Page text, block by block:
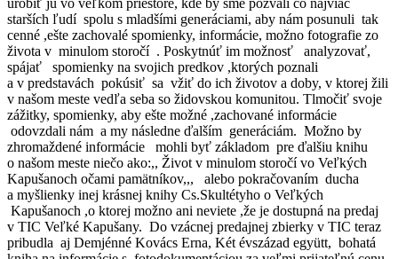
urobiť ju vo veľkom priestore, kde by sme pozvali čo najviac
starších ľudí spolu s mladšími generáciami, aby nám posunuli tak
cenné ,ešte zachovalé spomienky, informácie, možno fotografie zo
života v minulom storočí . Poskytnúť im možnosť analyzovať,
spájať spomienky na svojich predkov ,ktorých poznali
a v predstavách pokúsiť sa vžiť do ich životov a doby, v ktorej žili
v našom meste vedľa seba so židovskou komunitou. Tlmočiť svoje
zážitky, spomienky, aby ešte možné ,zachované informácie
odovzdali nám a my následne ďalším generáciám. Možno by
zhromaždené informácie mohli byť základom pre ďalšiu knihu
o našom meste niečo ako:,, Život v minulom storočí vo Veľkých
Kapušanoch očami pamätníkov,,, alebo pokračovaním ducha
a myšlienky inej krásnej knihy Cs.Skultétyho o Veľkých
Kapušanoch ,o ktorej možno ani neviete ,že je dostupná na predaj
v TIC Veľké Kapušany. Do vzácnej predajnej zbierky v TIC teraz
pribudla aj Demjénné Kovács Erna, Két évszázad együtt, bohatá